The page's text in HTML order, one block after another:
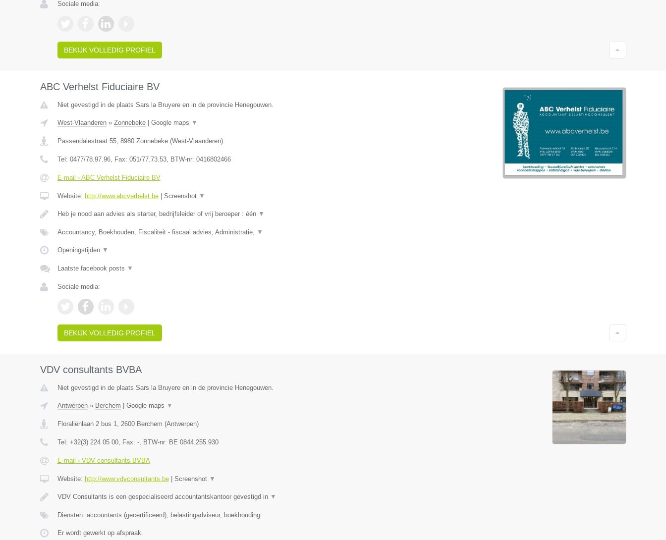
Sociale media:
BEKIJK VOLLEDIG PROFIEL
ABC Verhelst Fiduciaire BV
Niet gevestigd in de plaats Sars la Bruyere en in de provincie Henegouwen.
West-Vlaanderen» Zonnebeke| Google maps ▼
Passendalestraat 55, 8980 Zonnebeke(West-Vlaanderen)
Tel: 0477/78.97.96, Fax: 051/77.73.53, BTW-nr: 0416802466
E-mail › ABC Verhelst Fiduciaire BV
Website: http://www.abcverhelst.be| Screenshot ▼
Heb je nood aan advies als starter, bedrijfsleider of vrij beroeper : één ▼
Accountancy, Boekhouden, Fiscaliteit - fiscaal advies, Administratie, ▼
Openingstijden ▼
Laatste facebook posts ▼
Sociale media:
BEKIJK VOLLEDIG PROFIEL
VDV consultants BVBA
Niet gevestigd in de plaats Sars la Bruyere en in de provincie Henegouwen.
Antwerpen» Berchem Google maps ▼
Floraliënlaan 2 bus 1, 2600 Berchem (Antwerpen)
Tel: +32(3) 224 05 00, Fax: -, BTW-nr: BE 0844.255.930
E-mail › VDV consultants BVBA
Website: http://www.vdvconsultants.be| Screenshot ▼
VDV Consultants is een gespecialiseerd accountantskantoor gevestigd in ▼
Diensten: accountants (gecertificeerd), belastingadviseur, boekhouding
Er wordt gewerkt op afspraak.